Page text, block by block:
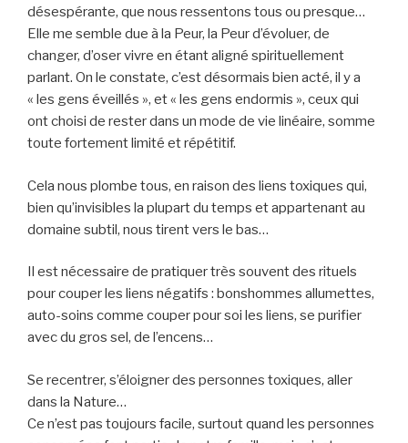
désespérante, que nous ressentons tous ou presque…
Elle me semble due à la Peur, la Peur d’évoluer, de
changer, d’oser vivre en étant aligné spirituellement
parlant. On le constate, c’est désormais bien acté, il y a
« les gens éveillés », et « les gens endormis », ceux qui
ont choisi de rester dans un mode de vie linéaire, somme
toute fortement limité et répétitif.
Cela nous plombe tous, en raison des liens toxiques qui,
bien qu’invisibles la plupart du temps et appartenant au
domaine subtil, nous tirent vers le bas…
Il est nécessaire de pratiquer très souvent des rituels
pour couper les liens négatifs : bonshommes allumettes,
auto-soins comme couper pour soi les liens, se purifier
avec du gros sel, de l’encens…
Se recentrer, s’éloigner des personnes toxiques, aller
dans la Nature…
Ce n’est pas toujours facile, surtout quand les personnes